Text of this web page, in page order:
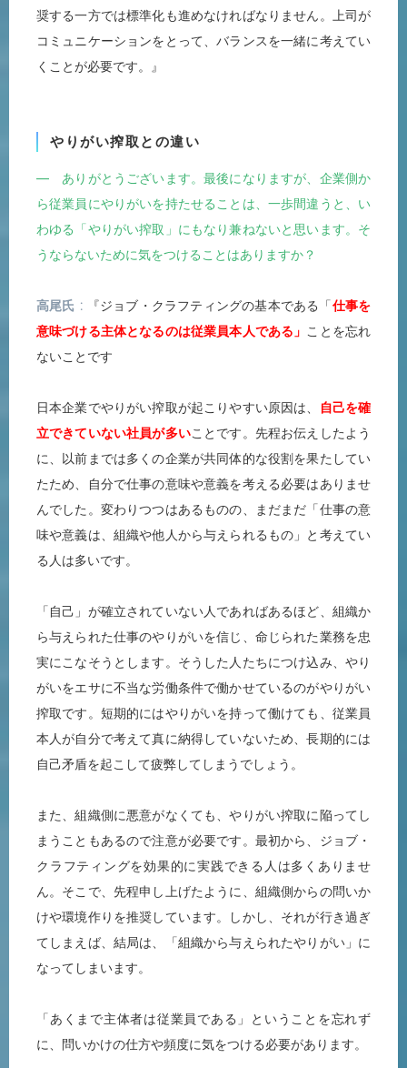
奨する一方では標準化も進めなければなりません。上司が
コミュニケーションをとって、バランスを一緒に考えてい
くことが必要です。』
やりがい搾取との違い
― ありがとうございます。最後になりますが、企業側か
ら従業員にやりがいを持たせることは、一歩間違うと、い
わゆる「やりがい搾取」にもなり兼ねないと思います。そ
うならないために気をつけることはありますか？
高尾氏 『ジョブ・クラフティングの基本である「仕事を
意味づける主体となるのは従業員本人である」 ことを忘れ
ないことです
日本企業でやりがい搾取が起こりやすい原因は、
自己を確
立できていない社員が多いことです。先程お伝えしたよう
に、以前までは多くの企業が共同体的な役割を果たしてい
たため、自分で仕事の意味や意義を考える必要はありませ
んでした。変わりつつはあるものの、まだまだ「仕事の意
味や意義は、組織や他人から与えられるもの」と考えてい
る人は多いです。
「自己」が確立されていない人であればあるほど、組織か
ら与えられた仕事のやりがいを信じ、命じられた業務を忠
実にこなそうとします。そうした人たちにつけ込み、やり
がいをエサに不当な労働条件で働かせているのがやりがい
搾取です。短期的にはやりがいを持って働けても、従業員
本人が自分で考えて真に納得していないため、長期的には
自己矛盾を起こして疲弊してしまうでしょう。
また、組織側に悪意がなくても、やりがい搾取に陥ってし
まうこともあるので注意が必要です。最初から、ジョブ・
クラフティングを効果的に実践できる人は多くありませ
ん。そこで、先程申し上げたように、組織側からの問いか
けや環境作りを推奨しています。しかし、それが行き過ぎ
てしまえば、結局は、「組織から与えられたやりがい」に
なってしまいます。
「あくまで主体者は従業員である」ということを忘れず
に、問いかけの仕方や頻度に気をつける必要があります。